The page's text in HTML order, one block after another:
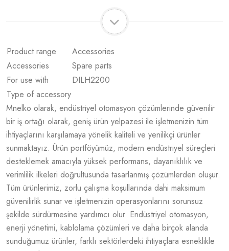
Product range
Accessories
Accessories
Spare parts
For use with
DILH2200
Type of accessory
Mnelko olarak, endüstriyel otomasyon çözümlerinde güvenilir
bir iş ortağı olarak, geniş ürün yelpazesi ile işletmenizin tüm
ihtiyaçlarını karşılamaya yönelik kaliteli ve yenilikçi ürünler
sunmaktayız. Ürün portföyümüz, modern endüstriyel süreçleri
desteklemek amacıyla yüksek performans, dayanıklılık ve
verimlilik ilkeleri doğrultusunda tasarlanmış çözümlerden oluşur.
Tüm ürünlerimiz, zorlu çalışma koşullarında dahi maksimum
güvenilirlik sunar ve işletmenizin operasyonlarını sorunsuz
şekilde sürdürmesine yardımcı olur. Endüstriyel otomasyon,
enerji yönetimi, kablolama çözümleri ve daha birçok alanda
sunduğumuz ürünler, farklı sektörlerdeki ihtiyaçlara esneklikle